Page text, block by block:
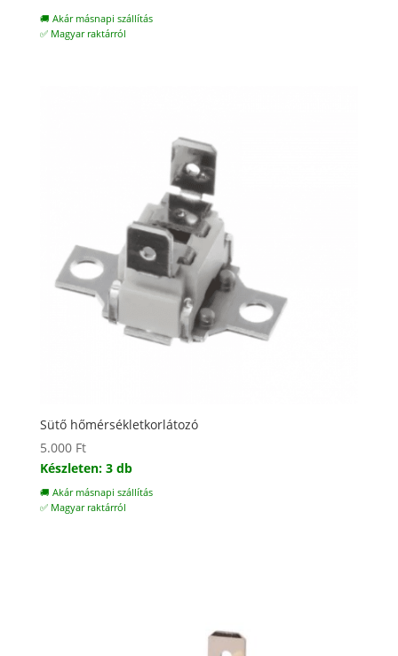
🚚 Akár másnapi szállítás
✅ Magyar raktárról
Sütő hőmérsékletkorlátozó
5.000 Ft
Készleten: 3 db
🚚 Akár másnapi szállítás
✅ Magyar raktárról